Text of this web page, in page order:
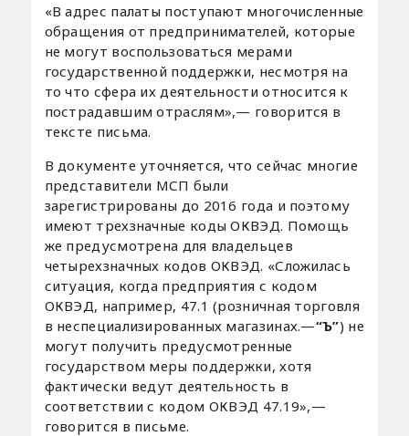
«В адрес палаты поступают многочисленные
обращения от предпринимателей, которые
не могут воспользоваться мерами
государственной поддержки, несмотря на
то что сфера их деятельности относится к
пострадавшим отраслям»,— говорится в
тексте письма.
В документе уточняется, что сейчас многие
представители МСП были
зарегистрированы до 2016 года и поэтому
имеют трехзначные коды ОКВЭД. Помощь
же предусмотрена для владельцев
четырехзначных кодов ОКВЭД. «Сложилась
ситуация, когда предприятия с кодом
ОКВЭД, например, 47.1 (розничная торговля
в неспециализированных магазинах.—“Ъ”) не
могут получить предусмотренные
государством меры поддержки, хотя
фактически ведут деятельность в
соответствии с кодом ОКВЭД 47.19»,—
говорится в письме.